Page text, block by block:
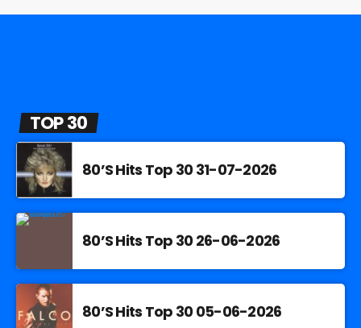
TOP 30
80’S Hits Top 30 31-07-2026
80’S Hits Top 30 26-06-2026
80’S Hits Top 30 05-06-2026